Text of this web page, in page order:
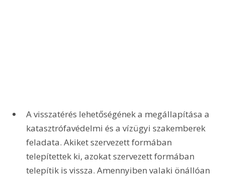
A visszatérés lehetőségének a megállapítása a
katasztrófavédelmi és a vízügyi szakemberek
feladata. Akiket szervezett formában
telepítettek ki, azokat szervezett formában
telepítik is vissza. Amennyiben valaki önállóan